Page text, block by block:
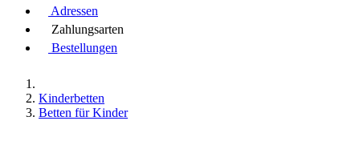
Adressen
Zahlungsarten
Bestellungen
Kinderbetten
Betten für Kinder